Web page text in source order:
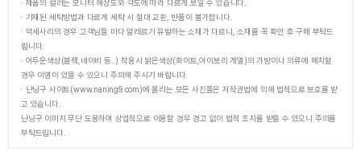
· 제품의 컬러는 모니터 해상도와 각도에 따라 다르게 보일 수 있습니다.
· 기재된 세탁방법과 다르게 세탁 시 절대 교환, 반품이 불가합니다.
· 악세사리의 경우 고객님들 마다 알레르기 유발하는 소재가 다르니, 소재를 꼭 확인 후 구매 부탁드
립니다.
· 어두운색상(블랙,네이비 등..) 착용시 밝은색상(화이트,아이보리 계열)의 가방이나 의류에 매치할
경우 이염이 있을 수 있으니 주의해 주시기 바랍니다.
· 난닝구 사이트(www.naning9.com)에 올리는 모든 사진들은 저작권법에 의해 법적으로 보호를 받
고 있습니다.
난닝구 이미지 무단 도용하여 상업적으로 이용할 경우 경고 없이 법적 조치를 받을 수 있으니 주의를
부탁드립니다.